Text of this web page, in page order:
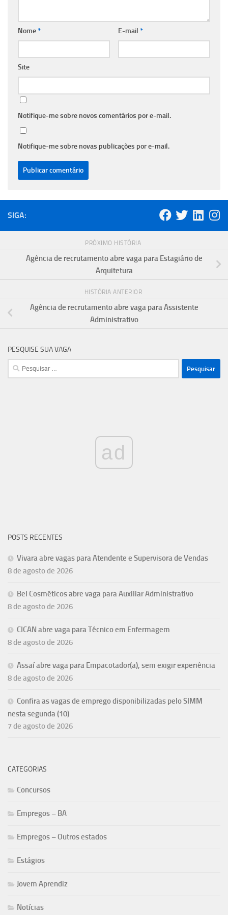
Nome* E-mail *
Site
Notifique-me sobre novos comentários por e-mail.
Notifique-me sobre novas publicações por e-mail.
SIGA:
PRÓXIMO HISTÓRIA
Agência de recrutamento abre vaga para Estagiário de
Arquitetura
HISTÓRIA ANTERIOR
Agência de recrutamento abre vaga para Assistente
Administrativo
PESQUISE SUA VAGA
Pesquisar
por:
ad
POSTS RECENTES
Vivara abre vagas para Atendente e Supervisora de Vendas
8 de agosto de 2026
Bel Cosméticos abre vaga para Auxiliar Administrativo
8 de agosto de 2026
CICAN abre vaga para Técnico em Enfermagem
8 de agosto de 2026
Assaí abre vaga para Empacotador(a), sem exigir experiência
8 de agosto de 2026
Confira as vagas de emprego disponibilizadas pelo SIMM
nesta segunda (10)
7 de agosto de 2026
CATEGORIAS
Concursos
Empregos – BA
Empregos – Outros estados
Estágios
Jovem Aprendiz
Notícias